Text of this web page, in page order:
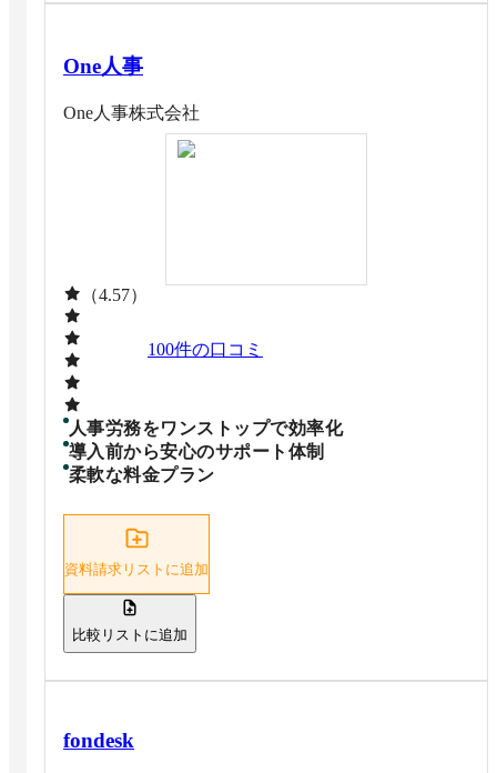
One人事
One人事株式会社
（4.57）
100件の口コミ
人事労務をワンストップで効率化
導入前から安心のサポート体制
柔軟な料金プラン
資料請求リストに追加
比較リストに追加
fondesk